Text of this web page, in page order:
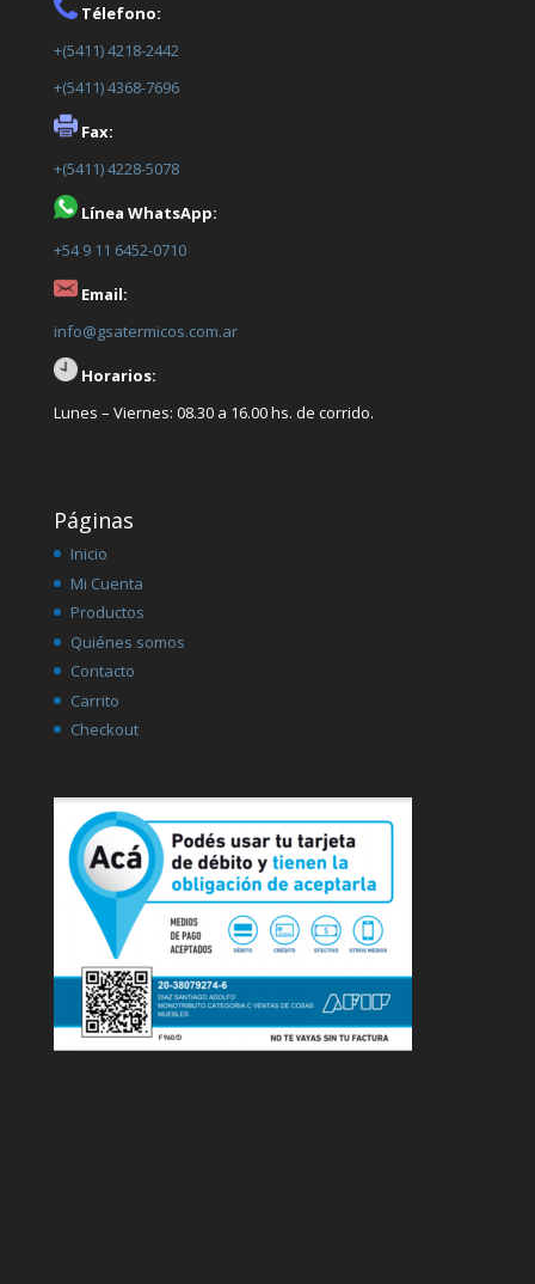
Télefono:
+(5411) 4218-2442
+(5411) 4368-7696
Fax:
+(5411) 4228-5078
Línea WhatsApp:
+54 9 11 6452-0710
Email:
info@gsatermicos.com.ar
Horarios:
Lunes – Viernes: 08.30 a 16.00 hs. de corrido.
Páginas
Inicio
Mi Cuenta
Productos
Quiénes somos
Contacto
Carrito
Checkout